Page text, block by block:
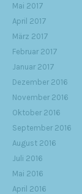
Mai 2017
April 2017
März 2017
Februar 2017
Januar 2017
Dezember 2016
November 2016
Oktober 2016
September 2016
August 2016
Juli 2016
Mai 2016
April 2016